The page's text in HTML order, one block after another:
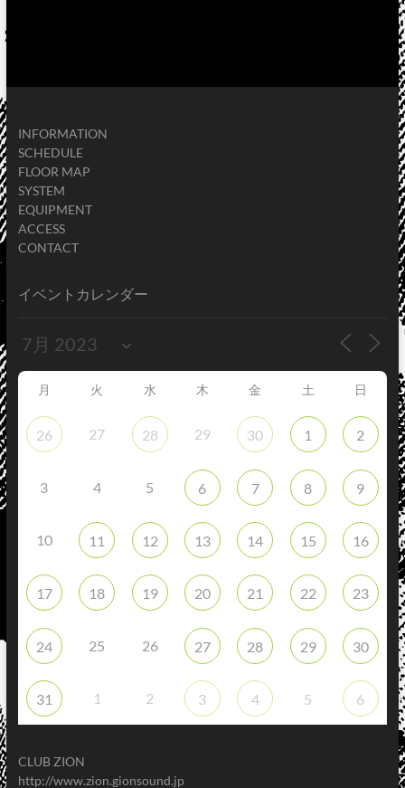
INFORMATION
SCHEDULE
FLOOR MAP
SYSTEM
EQUIPMENT
ACCESS
CONTACT
イベントカレンダー
月 火 水 木 金 土 日
26 27 28 29 30 1 2
3 4 5 6 7 8 9
10 11 12 13 14 15 16
17 18 19 20 21 22 23
24 25 26 27 28 29 30
31 1 2 3 4 5 6
CLUB ZION
http://www.zion.gionsound.jp